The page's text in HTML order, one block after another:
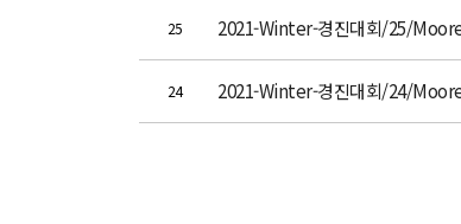
25 2021-Winter-경진대회/25/
24 2021-Winter-경진대회/24/